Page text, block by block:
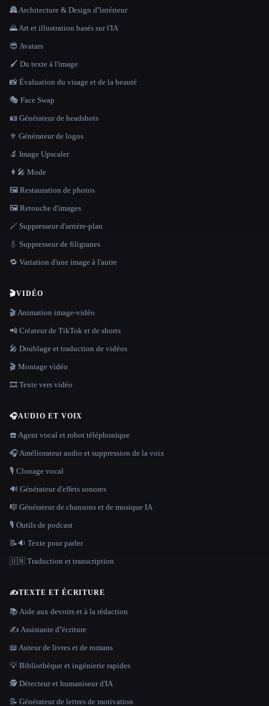
🏯 Architecture & Design d''intérieur
🌄 Art et illustration basés sur l'IA
😎 Avatars
🖌️ Du texte à l'image
📸 Évaluation du visage et de la beauté
🎭 Face Swap
🪪 Générateur de headshots
⚜️ Générateur de logos
🔬 Image Upscaler
👩‍🎤 Mode
🖼️ Restauration de photos
🖼️ Retouche d'images
🪄 Suppresseur d'arrière-plan
💧 Suppresseur de filigranes
🔁 Variation d'une image à l'autre
🎬VIDÉO
🎬 Animation image-vidéo
📲 Créateur de TikTok et de shorts
🎤 Doublage et traduction de vidéos
🎬 Montage vidéo
🎞️ Texte vers vidéo
🎧AUDIO ET VOIX
☎️ Agent vocal et robot téléphonique
🎧 Améliorateur audio et suppression de la voix
🎙️ Clonage vocal
🔊 Générateur d'effets sonores
🎼 Générateur de chansons et de musique IA
🎙️ Outils de podcast
📝🔉 Texte pour parler
🇺🇳 Traduction et transcription
✍️TEXTE ET ÉCRITURE
📚 Aide aux devoirs et à la rédaction
✍️ Assistante d''écriture
📖 Auteur de livres et de romans
💡 Bibliothèque et ingénierie rapides
🕵️ Détecteur et humaniseur d'IA
📝 Générateur de lettres de motivation